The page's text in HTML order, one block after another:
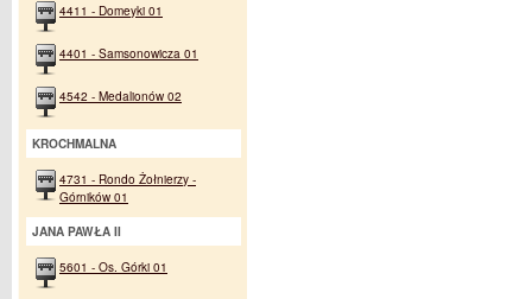
4411 - Domeyki 01
4401 - Samsonowicza 01
4542 - Medalionów 02
KROCHMALNA
4731 - Rondo Żołnierzy -
Górników 01
JANA PAWŁA II
5601 - Os. Górki 01